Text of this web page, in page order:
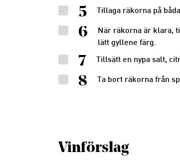
5 Tillaga räkorna på
6
När räkorna är klara,
lätt gyllene färg.
7 Tillsätt en nypa salt,
8 Ta bort räkorna från
Vinförslag